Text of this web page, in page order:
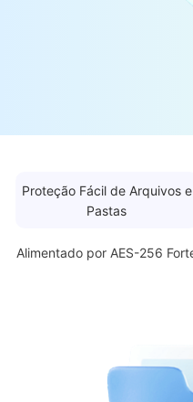
Proteção Fácil de Arquivos e
Pastas
Alimentado por AES-256